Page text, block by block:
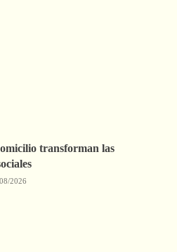
transforman las
2026